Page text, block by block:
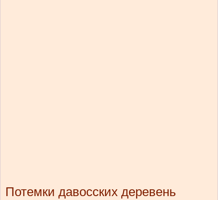
Потемки давосских деревень